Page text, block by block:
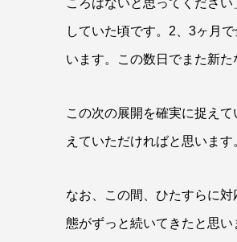
ころはないと思ってくださ
していた頃です。2、3ヶ月
います。この数日でまた新
この次の展開を確実に捉え
えていただければと思います
なお、この間、ひたすらに
態がずっと続いてきたと思